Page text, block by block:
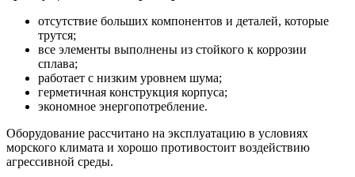
отсутствие больших компонентов и деталей, которые
трутся;
все элементы выполнены из стойкого к коррозии
сплава;
работает с низким уровнем шума;
герметичная конструкция корпуса;
экономное энергопотребление.
Оборудование рассчитано на эксплуатацию в условиях
морского климата и хорошо противостоит воздействию
агрессивной среды.